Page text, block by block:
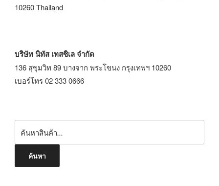
10260 Thailand
บริษัท นิทัส เทสซิเล จำกัด
136 สุขุมวิท 89 บางจาก พระโขนง กรุงเทพฯ 10260
เบอร์โทร 02 333 0666
ค้นหา